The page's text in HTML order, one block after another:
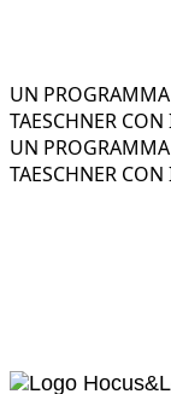
UN
TAESCHNER
UN
TAESCHNER